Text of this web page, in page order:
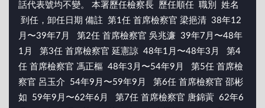
話代表號均不變。 本署歷任檢察長 歷任順任 職別 姓名
到任，卸任日期 備註 第1任 首席檢察官 梁挹清 38年12
月〜39年7月 第2任 首席檢察官 吳兆濂 39年7月〜48年
1月 第3任 首席檢察官 延憲諒 48年1月〜48年3月 第4
任 首席檢察官 馮正樞 48年3月〜54年9月 第5任 首席檢
察官 呂玉介 54年9月〜59年9月 第6任 首席檢察官 邵彬
如 59年9月〜62年6月 第7任 首席檢察官 唐錦蔩 62年6